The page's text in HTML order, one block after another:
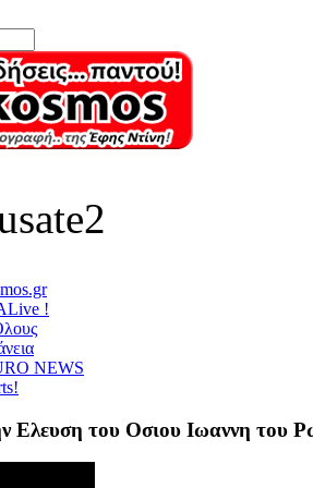
Live !
NEWS
Ελευση του Οσιου Ιωαννη του